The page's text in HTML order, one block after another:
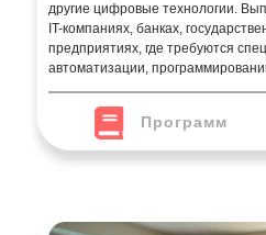
другие цифровые технологии.
IT-компаниях, банках,
предприятиях, где требуются
автоматизации,
Программ